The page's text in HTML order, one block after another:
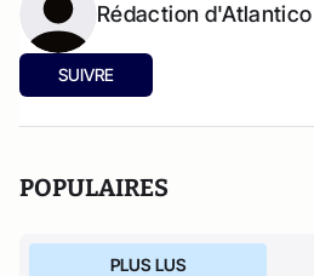
Rédaction d'Atlantico
SUIVRE
POPULAIRES
PLUS LUS